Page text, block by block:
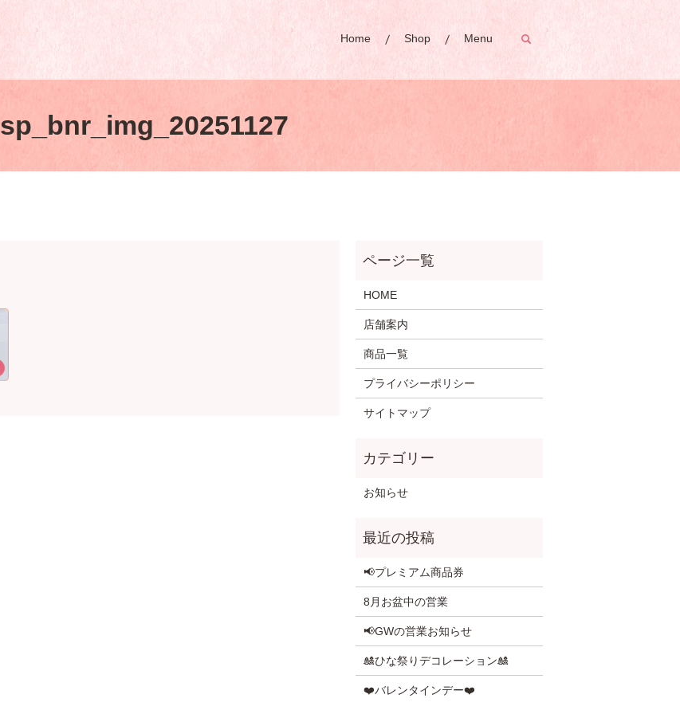
Home Shop Menu search
sp_bnr_img_20251127
HOME
店舗案内
商品一覧
プライバシーポリシー
サイトマップ
お知らせ
📢プレミアム商品券
8月お盆中の営業
📢GWの営業お知らせ
🎎ひな祭りデコレーション🎎
❤️バレンタインデー❤️